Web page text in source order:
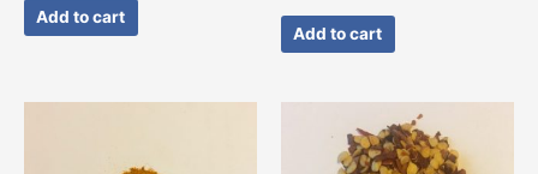
Add to cart
Add to cart